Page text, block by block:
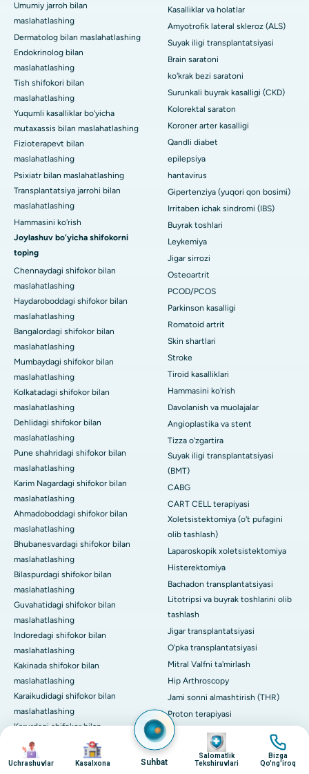
surat
Uchrashuvlar
surat
Kasalxona Suhbat
surat
Salomatlik
Tekshiruvlari
surat
Bizga
Qo'ng'iroq
Umumiy jarroh bilan
maslahatlashing
Dermatolog bilan maslahatlashing
Endokrinolog bilan
maslahatlashing
Tish shifokori bilan
maslahatlashing
Yuqumli kasalliklar bo'yicha
mutaxassis bilan maslahatlashing
Fizioterapevt bilan
maslahatlashing
Psixiatr bilan maslahatlashing
Transplantatsiya jarrohi bilan
maslahatlashing
Hammasini ko'rish
Joylashuv bo'yicha shifokorni
toping
Chennaydagi shifokor bilan
maslahatlashing
Haydaroboddagi shifokor bilan
maslahatlashing
Bangalordagi shifokor bilan
maslahatlashing
Mumbaydagi shifokor bilan
maslahatlashing
Kolkatadagi shifokor bilan
maslahatlashing
Dehlidagi shifokor bilan
maslahatlashing
Pune shahridagi shifokor bilan
maslahatlashing
Karim Nagardagi shifokor bilan
maslahatlashing
Ahmadoboddagi shifokor bilan
maslahatlashing
Bhubanesvardagi shifokor bilan
maslahatlashing
Bilaspurdagi shifokor bilan
maslahatlashing
Guvahatidagi shifokor bilan
maslahatlashing
Indoredagi shifokor bilan
maslahatlashing
Kakinada shifokor bilan
maslahatlashing
Karaikudidagi shifokor bilan
maslahatlashing
Karurdagi shifokor bilan
maslahatlashing
Laknaudagi shifokor bilan
Kasalliklar va holatlar
Amyotrofik lateral skleroz (ALS)
Suyak iligi transplantatsiyasi
Brain saratoni
ko'krak bezi saratoni
Surunkali buyrak kasalligi (CKD)
Kolorektal saraton
Koroner arter kasalligi
Qandli diabet
epilepsiya
hantavirus
Gipertenziya (yuqori qon bosimi)
Irritaben ichak sindromi (IBS)
Buyrak toshlari
Leykemiya
Jigar sirrozi
Osteoartrit
PCOD/PCOS
Parkinson kasalligi
Romatoid artrit
Skin shartlari
Stroke
Tiroid kasalliklari
Hammasini ko'rish
Davolanish va muolajalar
Angioplastika va stent
Tizza o'zgartira
Suyak iligi transplantatsiyasi
(BMT)
CABG
CART CELL terapiyasi
Xoletsistektomiya (o't pufagini
olib tashlash)
Laparoskopik xoletsistektomiya
Histerektomiya
Bachadon transplantatsiyasi
Litotripsi va buyrak toshlarini olib
tashlash
Jigar transplantatsiyasi
O'pka transplantatsiyasi
Mitral Valfni ta'mirlash
Hip Arthroscopy
Jami sonni almashtirish (THR)
Proton terapiyasi
Hammasini ko'rish
Semptomlar bo'yicha qo'llanma
O'tkir ko'krak og'rig'i